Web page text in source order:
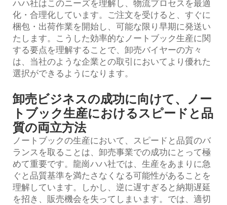
ハハ社はこのニーズを理解し、物流プロセスを最適
化・合理化しています。ご注文を受けると、すぐに
梱包・出荷作業を開始し、可能な限り早期に発送い
たします。こうした効率的なノートブック生産に関
する要点を理解することで、卸売バイヤーの方々
は、当社のような企業との取引においてより優れた
選択ができるようになります。
卸売ビジネスの成功に向けて、ノー
トブック生産におけるスピードと品
質の両立方法
ノートブックの生産において、スピードと品質のバ
ランスを取ることは、卸売事業での成功にとって極
めて重要です。龍崗ハハ社では、生産をあまりに急
ぐと品質基準を満たさなくなる可能性があることを
理解しています。しかし、逆に遅すぎると納期遅延
を招き、販売機会を失ってしまいます。では、適切